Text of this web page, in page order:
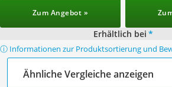
Zum Angebot »
Erhältlich bei *
ⓘ Informationen zur Produktsortierung und
Ähnliche Vergleiche anzeigen